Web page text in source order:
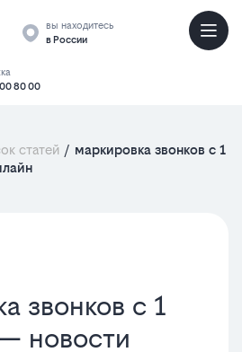
вы находитесь
в России
80 00
статей / маркировка звонков с 1
звонков с 1
новости